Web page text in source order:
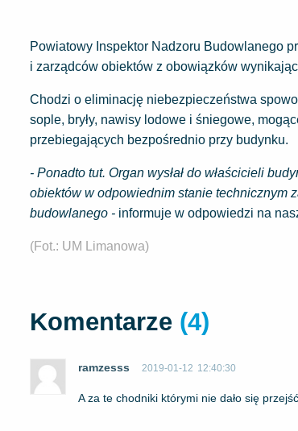
Powiatowy Inspektor Nadzoru Budowlanego
i zarządców obiektów z obowiązków
Chodzi o eliminację niebezpieczeństwa
sople, bryły, nawisy lodowe i śniegowe,
przebiegających bezpośrednio przy budynku.
- Ponadto tut. Organ wysłał do właścicieli
obiektów w odpowiednim stanie technicznym
budowlanego - informuje w odpowiedzi na
(Fot.: UM Limanowa)
Komentarze (4)
ramzesss 2019-01-12 12:40:30
A za te chodniki którymi nie dało się